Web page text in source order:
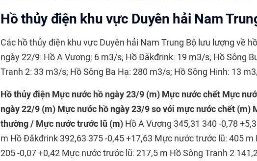
Hồ thủy điện khu vực Duyên hải Nam
Các hồ thủy điện khu vực Duyên hải Nam Trung Bộ lưu lượng về
ngày 22/9: Hồ A Vương: 6 m3/s; Hồ Đăkđrink: 19 m3/s; Hồ Sông
Tranh 2: 33 m3/s; Hồ Sông Ba Hạ: 280 m3/s; Hồ Sông Hinh: 13
Hồ thủy điện Mực nước hồ ngày 23/9 (m) Mực nước chết Mực
ngày 22/9 (m) Mực nước hồ ngày 23/9 so với mực nước chết (m)
thường / Mực nước trước lũ (m) Hồ A Vương 345,31 340 -0,78
m Hồ Đăkđrink 392,63 375 -0,45 +17,63 Mực nước trước lũ: 405 m
205 -0,07 +0,42 Mực nước trước lũ: 217,5 m Hồ Sông Tranh 2